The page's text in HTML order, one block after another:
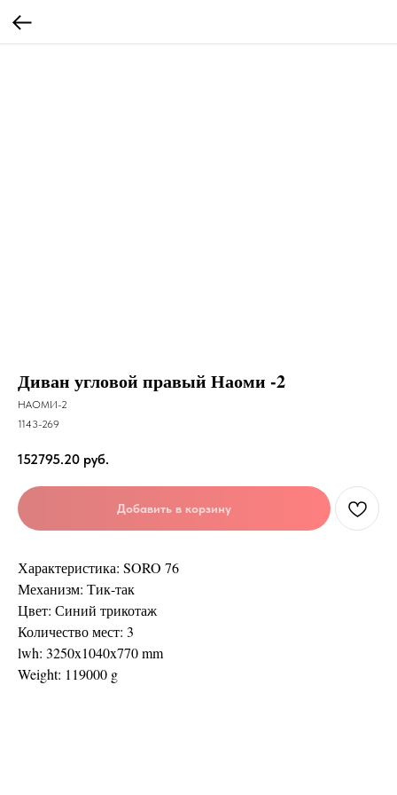
Диван угловой правый Наоми -2
НАОМИ-2
1143-269
152795.20 руб.
Добавить в корзину
Характеристика: SORO 76
Механизм: Тик-так
Цвет: Синий трикотаж
Количество мест: 3
lwh: 3250x1040x770 mm
Weight: 119000 g